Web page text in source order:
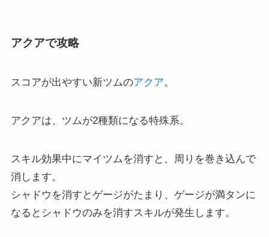
アクアで攻略
スコアが出やすい新ツムのアクア。
アクアは、ツムが2種類になる特殊系。
スキル効果中にマイツムを消すと、周りを巻き込んで
消します。
シャドウを消すとゲージがたまり、ゲージが満タンに
なるとシャドウのみを消すスキルが発生します。